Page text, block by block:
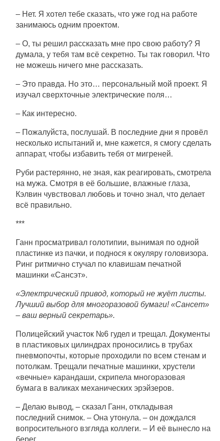
– Нет. Я хотел тебе сказать, что уже год на работе
занимаюсь одним проектом.
– О, ты решил рассказать мне про свою работу? Я
думала, у тебя там всё секретно. Ты так говорил. Что
не можешь ничего мне рассказать.
– Это правда. Но это… персональный мой проект. Я
изучал сверхточные электрические поля…
– Как интересно.
– Пожалуйста, послушай. В последние дни я провёл
несколько испытаний и, мне кажется, я смогу сделать
аппарат, чтобы избавить тебя от мигреней.
Руби растерянно, не зная, как реагировать, смотрела
на мужа. Смотря в её большие, влажные глаза,
Кэлвин чувствовал любовь и точно знал, что делает
всё правильно.
***
Ганн просматривал голотипии, вынимая по одной
пластинке из пачки, и поднося к окуляру головизора.
Ринг ритмично стучал по клавишам печатной
машинки «Сансэт».
«Электрический привод, который не жуёт листы.
Лучший выбор для многоразовой бумаги! «Сансет»
– ваш верный секретарь».
Полицейский участок №6 гудел и трещал. Документы
в пластиковых цилиндрах проносились в трубах
пневмопочты, которые проходили по всем стенам и
потолкам. Трещали печатные машинки, хрустели
«вечные» карандаши, скрипела многоразовая
бумага в валиках механических эрэйзеров.
– Делаю вывод, – сказал Ганн, откладывая
последний снимок. – Она утонула. – он дождался
вопросительного взгляда коллеги. – И её вынесло на
берег.